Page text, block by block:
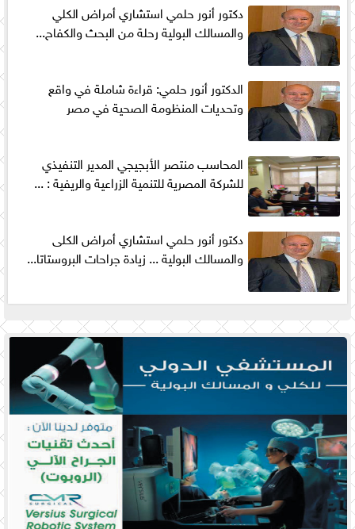
دكتور أنور حلمي استشاري أمراض الكلي
والمسالك البولية رحلة من البحث والكفاح...
الدكتور أنور حلمي: قراءة شاملة في واقع
وتحديات المنظومة الصحية في مصر
المحاسب منتصر الأبجيجي المدير التنفيذي
للشركة المصرية للتنمية الزراعية والريفية : ...
دكتور أنور حلمي استشاري أمراض الكلى
والمسالك البولية ... زيادة جراحات البروستاتا...